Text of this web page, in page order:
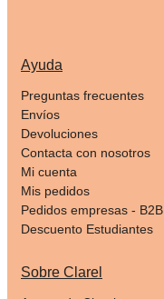
Ayuda
Preguntas frecuentes
Envíos
Devoluciones
Contacta con nosotros
Mi cuenta
Mis pedidos
Pedidos empresas - B2B
Descuento Estudiantes
Sobre Clarel